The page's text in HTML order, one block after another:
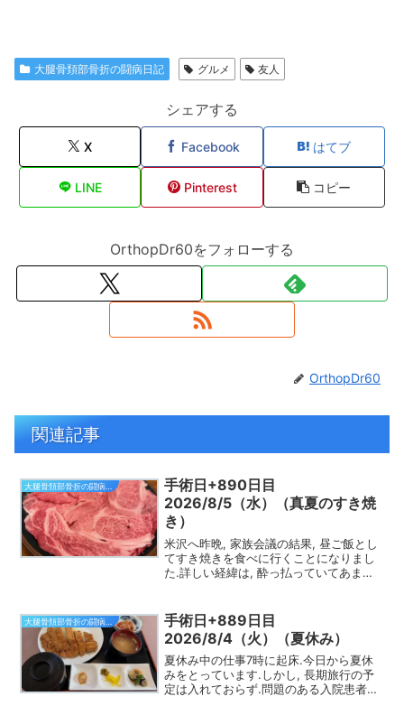
大腿骨頚部骨折の闘病日記 グルメ 友人
シェアする
X Facebook はてブ
LINE Pinterest コピー
OrthopDr60をフォローする
OrthopDr60
関連記事
大腿骨頚部骨折の闘病日記
手術日+890日目
2026/8/5（水）（真夏のすき焼
き）
米沢へ昨晩, 家族会議の結果, 昼ご飯とし
てすき焼きを食べに行くことになりまし
た.詳しい経緯は, 酔っ払っていてあまり
ビール500 mLをいただき, 夏休み...
手術日+889日目
2026/8/4（火）（夏休み）
夏休み中の仕事7時に起床.今日から夏休
みをとっています.しかし, 長期旅行の予
定は入れておらず.問題のある入院患者さ